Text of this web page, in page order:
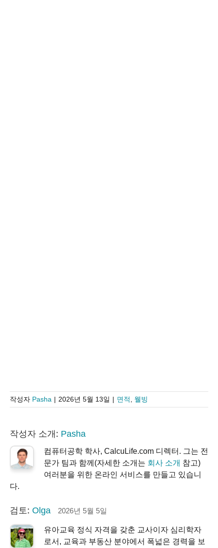
작성자 Pasha | 2026년 5월 13일 | 면적 웰빙
작성자 소개: Pasha
컴퓨터공학 학사, CalcuLife.com 디렉터. 그는 전
문가 팀과 함께(자세한 소개는 회사 소개 참고)
여러분을 위한 온라인 서비스를 만들고 있습니
다.
검토: Olga 2026년 5월 5일
유아교육 정식 자격을 갖춘 교사이자 심리학자
로서, 교육과 부동산 분야에서 폭넓은 경력을 보